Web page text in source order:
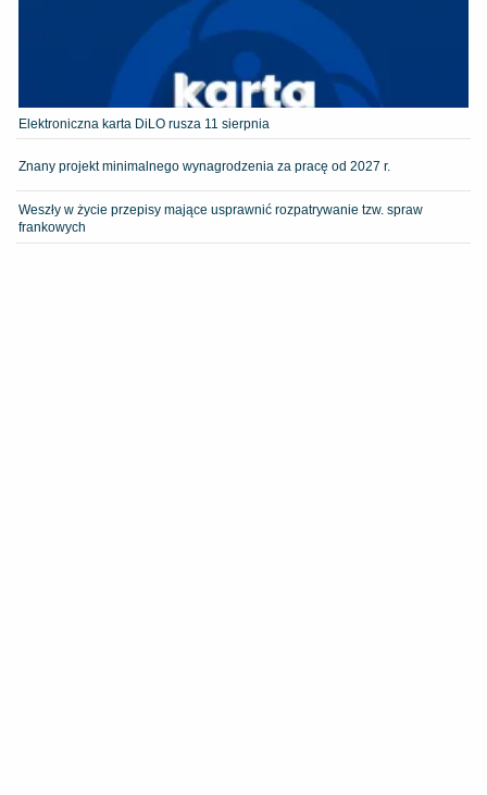
Elektroniczna karta DiLO rusza 11 sierpnia
Znany projekt minimalnego wynagrodzenia za pracę od 2027 r.
Weszły w życie przepisy mające usprawnić rozpatrywanie tzw. spraw
frankowych